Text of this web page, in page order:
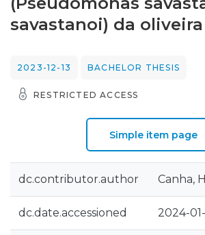
savastanoi) da oliveira
2023-12-13 BACHELOR THESIS
RESTRICTED ACCESS
Simple item page
dc.contributor.author Canha,
dc.date.accessioned 2024-